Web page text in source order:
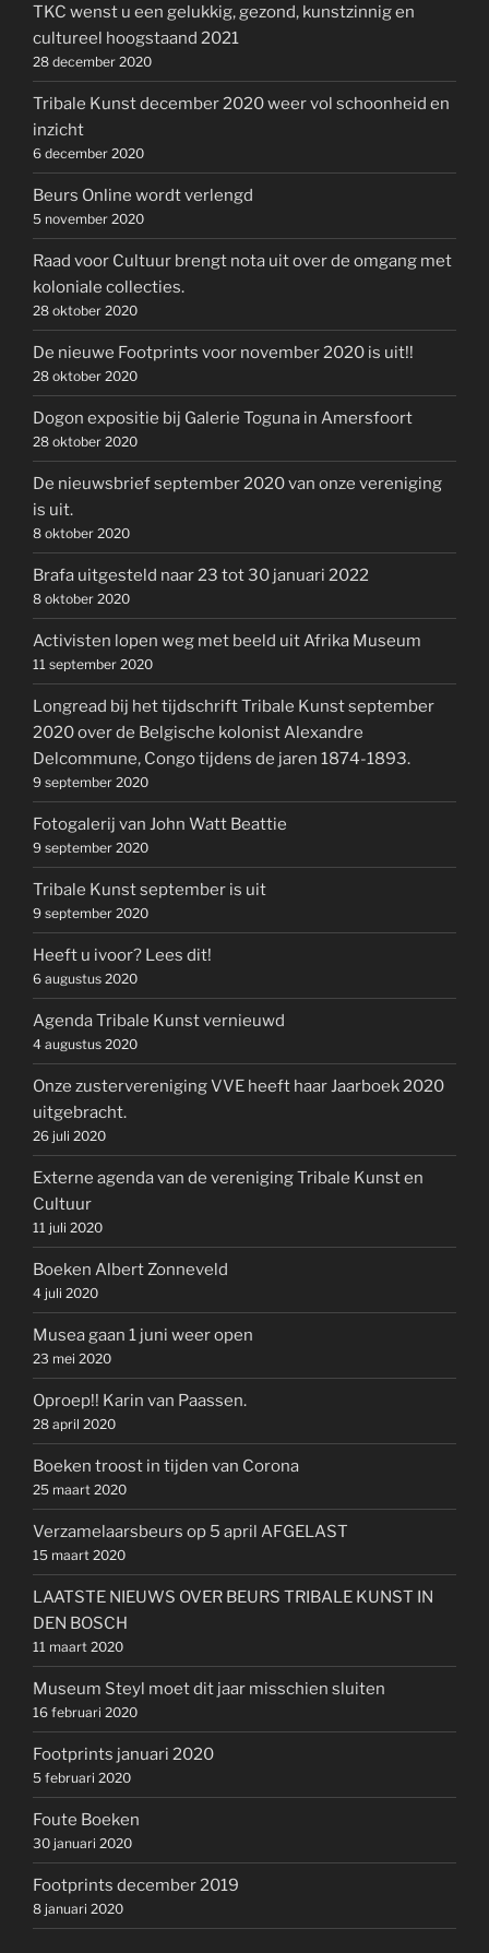
TKC wenst u een gelukkig, gezond, kunstzinnig en
cultureel hoogstaand 2021
28 december 2020
Tribale Kunst december 2020 weer vol schoonheid en
inzicht
6 december 2020
Beurs Online wordt verlengd
5 november 2020
Raad voor Cultuur brengt nota uit over de omgang met
koloniale collecties.
28 oktober 2020
De nieuwe Footprints voor november 2020 is uit!!
28 oktober 2020
Dogon expositie bij Galerie Toguna in Amersfoort
28 oktober 2020
De nieuwsbrief september 2020 van onze vereniging
is uit.
8 oktober 2020
Brafa uitgesteld naar 23 tot 30 januari 2022
8 oktober 2020
Activisten lopen weg met beeld uit Afrika Museum
11 september 2020
Longread bij het tijdschrift Tribale Kunst september
2020 over de Belgische kolonist Alexandre
Delcommune, Congo tijdens de jaren 1874-1893.
9 september 2020
Fotogalerij van John Watt Beattie
9 september 2020
Tribale Kunst september is uit
9 september 2020
Heeft u ivoor? Lees dit!
6 augustus 2020
Agenda Tribale Kunst vernieuwd
4 augustus 2020
Onze zustervereniging VVE heeft haar Jaarboek 2020
uitgebracht.
26 juli 2020
Externe agenda van de vereniging Tribale Kunst en
Cultuur
11 juli 2020
Boeken Albert Zonneveld
4 juli 2020
Musea gaan 1 juni weer open
23 mei 2020
Oproep!! Karin van Paassen.
28 april 2020
Boeken troost in tijden van Corona
25 maart 2020
Verzamelaarsbeurs op 5 april AFGELAST
15 maart 2020
LAATSTE NIEUWS OVER BEURS TRIBALE KUNST IN
DEN BOSCH
11 maart 2020
Museum Steyl moet dit jaar misschien sluiten
16 februari 2020
Footprints januari 2020
5 februari 2020
Foute Boeken
30 januari 2020
Footprints december 2019
8 januari 2020